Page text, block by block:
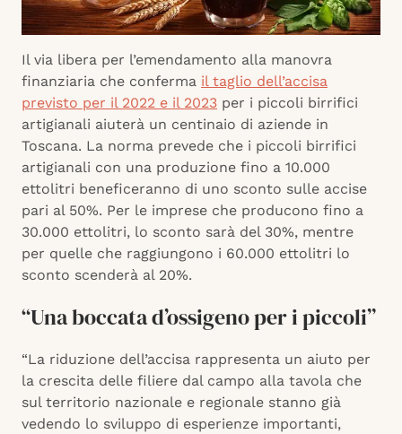
Il via libera per l’emendamento alla manovra
finanziaria che conferma il taglio dell’accisa
previsto per il 2022 e il 2023 per i piccoli birrifici
artigianali aiuterà un centinaio di aziende in
Toscana. La norma prevede che i piccoli birrifici
artigianali con una produzione fino a 10.000
ettolitri beneficeranno di uno sconto sulle accise
pari al 50%. Per le imprese che producono fino a
30.000 ettolitri, lo sconto sarà del 30%, mentre
per quelle che raggiungono i 60.000 ettolitri lo
sconto scenderà al 20%.
“Una boccata d’ossigeno per i piccoli”
“La riduzione dell’accisa rappresenta un aiuto per
la crescita delle filiere dal campo alla tavola che
sul territorio nazionale e regionale stanno già
vedendo lo sviluppo di esperienze importanti,